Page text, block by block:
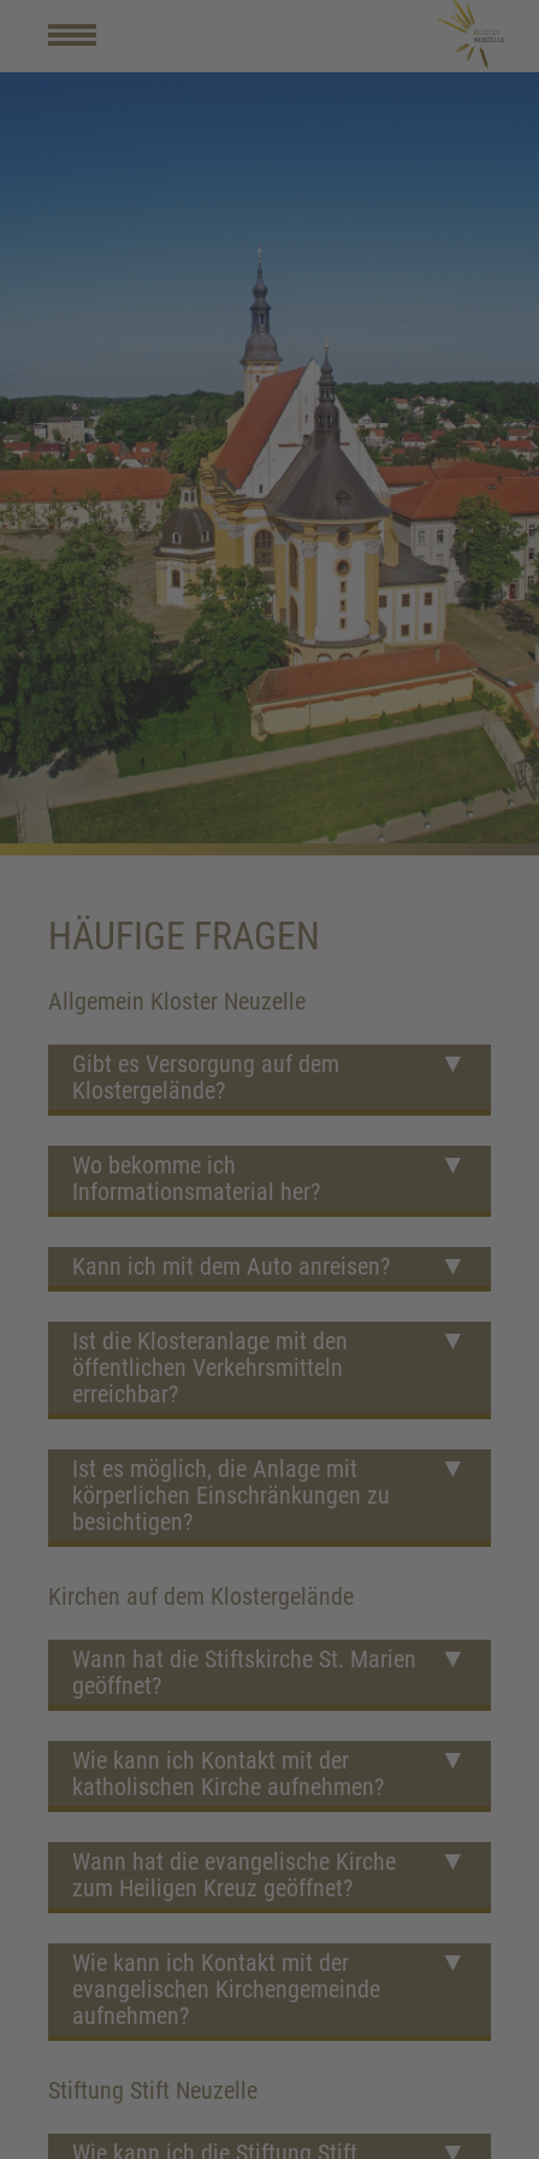
HÄUFIGE FRAGEN
Allgemein Kloster Neuzelle
Gibt es Versorgung auf dem
Klostergelände?
Wo bekomme ich
Informationsmaterial her?
Kann ich mit dem Auto anreisen?
Ist die Klosteranlage mit den
öffentlichen Verkehrsmitteln
erreichbar?
Ist es möglich, die Anlage mit
körperlichen Einschränkungen zu
besichtigen?
Kirchen auf dem Klostergelände
Wann hat die Stiftskirche St. Marien
geöffnet?
Wie kann ich Kontakt mit der
katholischen Kirche aufnehmen?
Wann hat die evangelische Kirche
zum Heiligen Kreuz geöffnet?
Wie kann ich Kontakt mit der
evangelischen Kirchengemeinde
aufnehmen?
Stiftung Stift Neuzelle
Wie kann ich die Stiftung Stift